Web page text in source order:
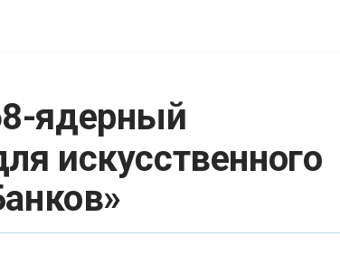
ядерный
искусственного